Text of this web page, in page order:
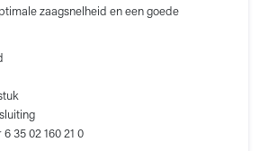
zaagsnelheid en een goede
35 02 160 21 0